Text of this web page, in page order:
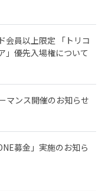
会員以上限定 「トリコ
」優先入場権について
マンス開催のお知らせ
募金」実施のお知ら